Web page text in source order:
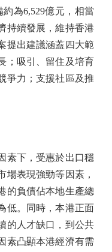
為6,529億元，相當
持續發展，維持香港
提出建議涵蓋四大範
；吸引、留住及培育
爭力；支援社區及推
下，受惠於出口穩
場表現強勁等因素，
的負債佔本地生產總
低。同時，本港正面
的人才缺口，到公共
素凸顯本港經濟有需